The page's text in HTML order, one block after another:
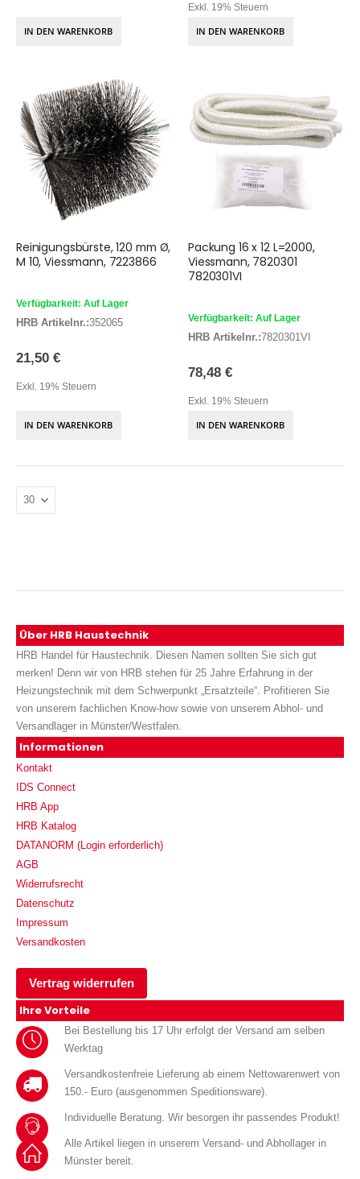
IN DEN WARENKORB
Exkl. 19% Steuern
IN DEN WARENKORB
Reinigungsbürste, 120 mm Ø,
M 10, Viessmann, 7223866
Verfügbarkeit: Auf Lager
HRB Artikelnr.:352065
21,50 €
Exkl. 19% Steuern
IN DEN WARENKORB
Packung 16 x 12 L=2000,
Viessmann, 7820301
7820301VI
Verfügbarkeit: Auf Lager
HRB Artikelnr.:7820301VI
78,48 €
Exkl. 19% Steuern
IN DEN WARENKORB
Über HRB Haustechnik
HRB Handel für Haustechnik. Diesen Namen sollten Sie sich gut
merken! Denn wir von HRB stehen für 25 Jahre Erfahrung in der
Heizungstechnik mit dem Schwerpunkt „Ersatzteile“. Profitieren Sie
von unserem fachlichen Know-how sowie von unserem Abhol- und
Versandlager in Münster/Westfalen.
Informationen
Kontakt
IDS Connect
HRB App
HRB Katalog
DATANORM (Login erforderlich)
AGB
Widerrufsrecht
Datenschutz
Impressum
Versandkosten
Vertrag widerrufen
Ihre Vorteile
Bei Bestellung bis 17 Uhr erfolgt der Versand am selben
Werktag
Versandkostenfreie Lieferung ab einem Nettowarenwert von
150.- Euro (ausgenommen Speditionsware).
Individuelle Beratung. Wir besorgen ihr passendes Produkt!
Alle Artikel liegen in unserem Versand- und Abhollager in
Münster bereit.